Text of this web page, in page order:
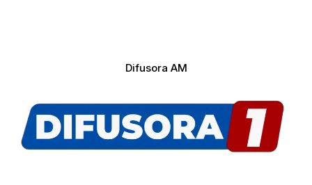
Difusora AM